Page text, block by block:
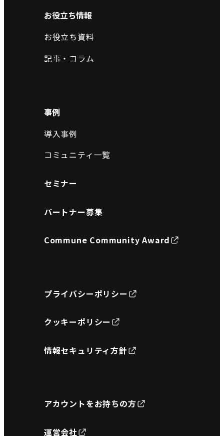
お役立ち情報
お役立ち資料
記事・コラム
事例
導入事例
コミュニティ一覧
セミナー
パートナー募集
Commune Community Award
プライバシーポリシー
クッキーポリシー
情報セキュリティ方針
アカウントをお持ちの方
運営会社